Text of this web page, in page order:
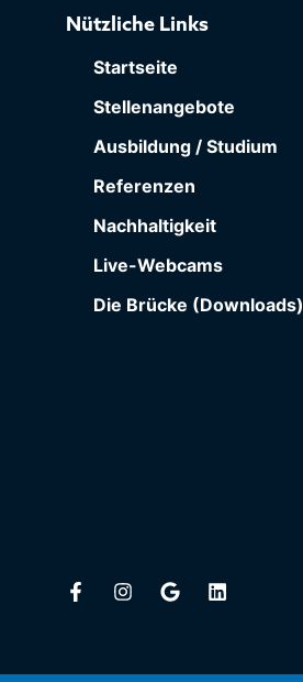
Nützliche Links
Startseite
Stellenangebote
Ausbildung / Studium
Referenzen
Nachhaltigkeit
Live-Webcams
Die Brücke (Downloads)